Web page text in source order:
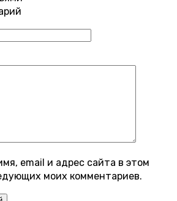
email и адрес сайта в этом
моих комментариев.